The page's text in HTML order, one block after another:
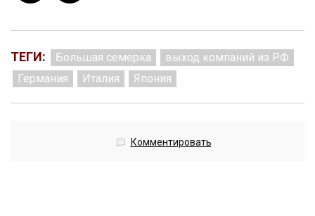
ТЕГИ: Большая семерка
выход компаний из РФ
Германия
Италия Япония
Комментировать